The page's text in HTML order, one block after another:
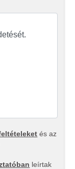
és az
leírtak